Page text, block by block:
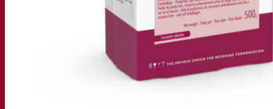
活性干酵母啤酒
发酵助剂啤酒
啤酒功能性产品